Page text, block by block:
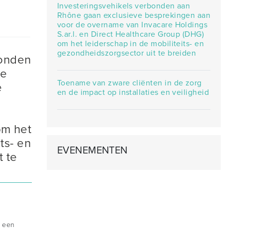
het
en
te
een
Investeringsvehikels verbonden aan
Rhône gaan exclusieve besprekingen aan
voor de overname van Invacare Holdings
S.ar.l. en Direct Healthcare Group (DHG)
om het leiderschap in de mobiliteits- en
gezondheidszorgsector uit te breiden
Toename van zware cliënten in de zorg
en de impact op installaties en veiligheid
EVENEMENTEN